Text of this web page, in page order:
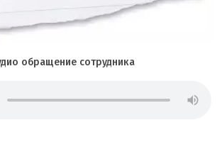
обращение сотрудника